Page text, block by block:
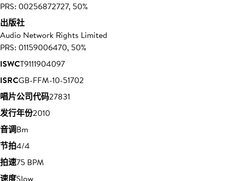
PRS: 00256872727, 50%
出版社
Audio Network Rights Limited
PRS: 01159006470, 50%
ISWCT9111904097
ISRCGB-FFM-10-51702
唱片公司代码27831
发行年份2010
音调Bm
节拍4/4
拍速75 BPM
速度Slow